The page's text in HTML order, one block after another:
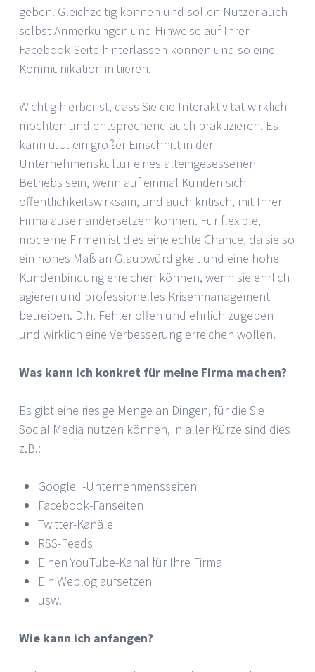
geben. Gleichzeitig können und sollen Nutzer auch
selbst Anmerkungen und Hinweise auf Ihrer
Facebook-Seite hinterlassen können und so eine
Kommunikation initiieren.
Wichtig hierbei ist, dass Sie die Interaktivität wirklich
möchten und entsprechend auch praktizieren. Es
kann u.U. ein großer Einschnitt in der
Unternehmenskultur eines alteingesessenen
Betriebs sein, wenn auf einmal Kunden sich
öffentlichkeitswirksam, und auch kritisch, mit Ihrer
Firma auseinandersetzen können. Für flexible,
moderne Firmen ist dies eine echte Chance, da sie so
ein hohes Maß an Glaubwürdigkeit und eine hohe
Kundenbindung erreichen können, wenn sie ehrlich
agieren und professionelles Krisenmanagement
betreiben. D.h. Fehler offen und ehrlich zugeben
und wirklich eine Verbesserung erreichen wollen.
Was kann ich konkret für meine Firma machen?
Es gibt eine riesige Menge an Dingen, für die Sie
Social Media nutzen können, in aller Kürze sind dies
z.B.:
Google+-Unternehmensseiten
Facebook-Fanseiten
Twitter-Kanäle
RSS-Feeds
Einen YouTube-Kanal für Ihre Firma
Ein Weblog aufsetzen
usw.
Wie kann ich anfangen?